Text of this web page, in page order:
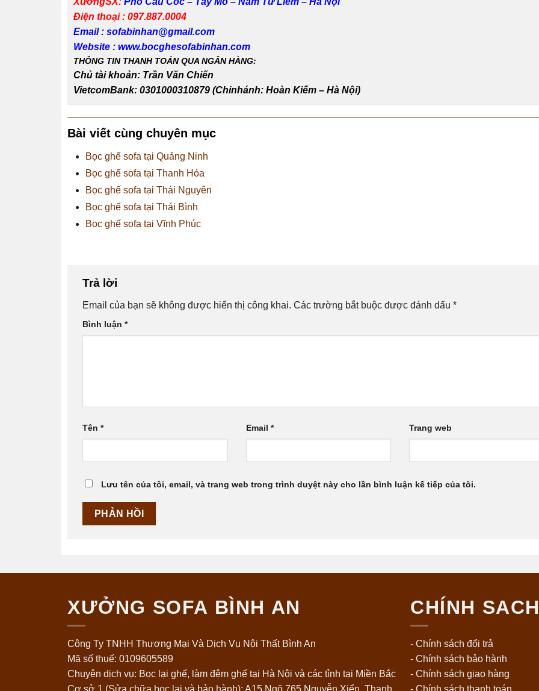
Điện thoại : 097.887.0004
Email : sofabinhan@gmail.com
Website : www.bocghesofabinhan.com
THÔNG TIN THANH TOÁN QUA NGÂN HÀNG:
Chủ tài khoản: Trần Văn Chiến
VietcomBank: 0301000310879 (Chinhánh: Hoàn Kiếm – Hà Nội)
Bài viết cùng chuyên mục
Bọc ghế sofa tại Quảng Ninh
Bọc ghế sofa tại Thanh Hóa
Bọc ghế sofa tại Thái Nguyên
Bọc ghế sofa tại Thái Bình
Bọc ghế sofa tại Vĩnh Phúc
Trả lời
Email của bạn sẽ không được hiển thị công khai. Các trường bắt buộc được đánh dấu *
Bình luận *
Tên * Email * Trang web
Lưu tên của tôi, email, và trang web trong trình duyệt này cho lần bình luận kế tiếp của tôi.
XƯỞNG SOFA BÌNH AN
Công Ty TNHH Thương Mại Và Dịch Vụ Nội Thất Bình An
Mã số thuế: 0109605589
Chuyên dịch vụ: Bọc lại ghế, làm đệm ghế tại Hà Nội và các tỉnh tại Miền Bắc
Cơ sở 1 (Sửa chữa bọc lại và bảo hành): A15 Ngõ 765 Nguyễn Xiển, Thanh
CHÍNH
- Chính sách đổi trả
- Chính sách bảo hành
- Chính sách giao hàng
- Chính sách thanh toán